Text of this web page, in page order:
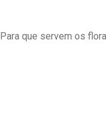
Para que servem os